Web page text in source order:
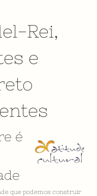
Rei,
e
é